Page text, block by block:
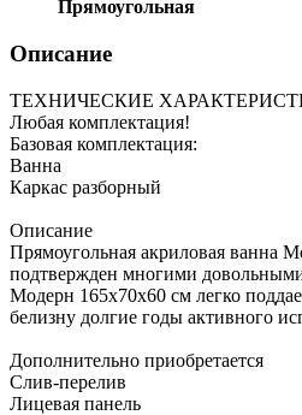
Прямоугольная
Описание
ТЕХНИЧЕСКИЕ
Любая комплектация!
Базовая комплектация:
Ванна
Каркас разборный
Описание
Прямоугольная акриловая ванна
подтвержден многими
Модерн 165х70х60 см легко
белизну долгие годы активного
Дополнительно приобретается
Слив-перелив
Лицевая панель